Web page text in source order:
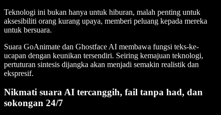
Teknologi ini bukan hanya untuk hiburan, malah penting untuk
aksesibiliti orang kurang upaya, memberi peluang kepada mereka
untuk bersuara.
Suara GoAnimate dan Ghostface AI membawa fungsi teks-ke-
ucapan dengan keunikan tersendiri. Seiring kemajuan teknologi,
pertuturan sintesis dijangka akan menjadi semakin realistik dan
ekspresif.
Nikmati suara AI tercanggih, fail tanpa had, dan
sokongan 24/7